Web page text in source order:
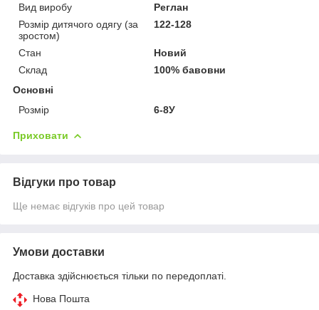
Вид виробу
Реглан
Розмір дитячого одягу (за
зростом)
122-128
Стан
Новий
Склад
100% бавовни
Основні
Розмір
6-8У
Приховати
Відгуки про товар
Ще немає відгуків про цей товар
Умови доставки
Доставка здійснюється тільки по передоплаті.
Нова Пошта